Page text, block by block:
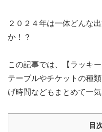
２０２４年は一体どんな
か！？
この記事では、【ラッキ
テーブルやチケットの種
げ時間などもまとめて一
目